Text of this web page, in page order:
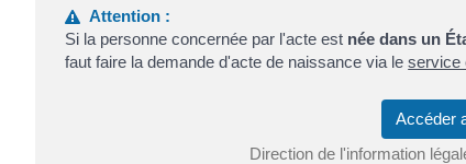
Attention :
Si la personne concernée par l'acte est née dans un
faut faire la demande d'acte de naissance via leservice
Accéder
Direction de l'information